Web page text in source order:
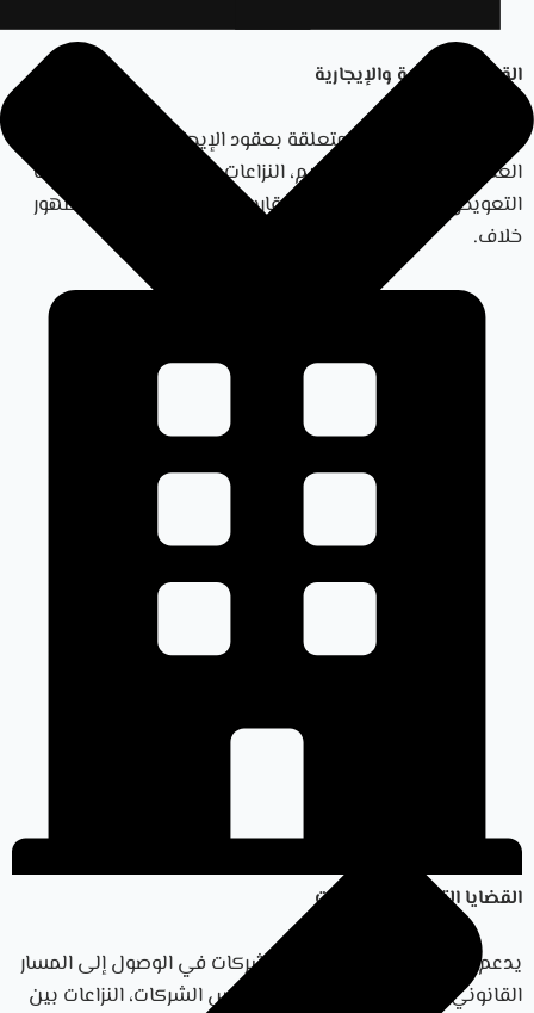
القضايا العقارية والإيجارية
يشمل ذلك النزاعات المتعلقة بعقود الإيجار، بيع وشراء
العقارات، التأخير في التسليم، النزاعات مع المطورين، مطالبات
التعويض، ومراجعة العقود العقارية قبل التوقيع أو عند ظهور
خلاف.
القضايا التجارية والشركات
يدعم الفريق أصحاب الأعمال والشركات في الوصول إلى المسار
القانوني المناسب في مسائل تأسيس الشركات، النزاعات بين